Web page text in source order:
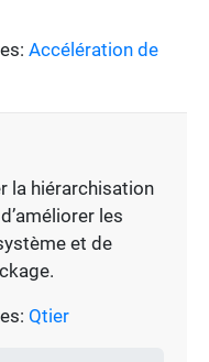
Accélération de
la hiérarchisation
les
et de
Qtier